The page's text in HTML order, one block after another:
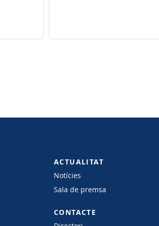
ACTUALITAT
Notícies
Sala de premsa
CONTACTE